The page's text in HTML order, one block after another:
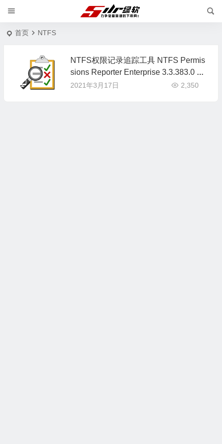
首页 NTFS
NTFS权限记录追踪工具 NTFS Permis
sions Reporter Enterprise 3.3.383.0 英
文版
2021年3月17日 2,350